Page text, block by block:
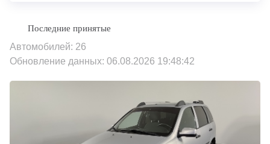
Автомобилей: 26
Обновление данных: 06.08.2026 19:48:42